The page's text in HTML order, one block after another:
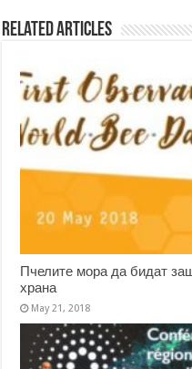
Related Articles
Пчелите мора да бидат
храна
May 21, 2018